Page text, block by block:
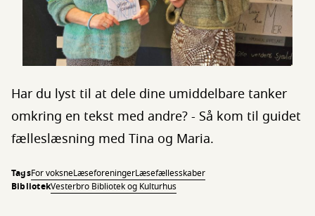
Har du lyst til at dele dine umiddelbare tanker
omkring en tekst med andre? - Så kom til guidet
fælleslæsning med Tina og Maria.
TagsFor voksneLæseforeningerLæsefællesskaber
BibliotekVesterbro Bibliotek og Kulturhus